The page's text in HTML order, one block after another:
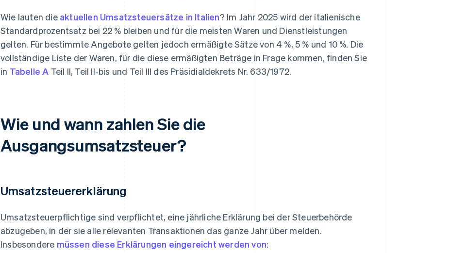
Wie lauten die aktuellen Umsatzsteuersätze in Italien? Im Jahr 2025 wird der italienische
Standardprozentsatz bei 22 % bleiben und für die meisten Waren und Dienstleistungen
gelten. Für bestimmte Angebote gelten jedoch ermäßigte Sätze von 4 %, 5 % und 10 %. Die
vollständige Liste der Waren, für die diese ermäßigten Beträge in Frage kommen, finden Sie
in Tabelle A Teil II, Teil II-bis und Teil III des Präsidialdekrets Nr. 633/1972.
Wie und wann zahlen Sie die
Ausgangsumsatzsteuer?
Umsatzsteuererklärung
Umsatzsteuerpflichtige sind verpflichtet, eine jährliche Erklärung bei der Steuerbehörde
abzugeben, in der sie alle relevanten Transaktionen das ganze Jahr über melden.
Insbesondere müssen diese Erklärungen eingereicht werden von: